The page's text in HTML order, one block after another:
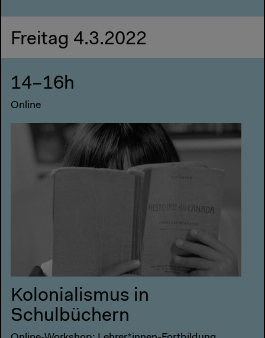
Freitag 4.3.2022
14–16h
Online
Kolonialismus in
Schulbüchern